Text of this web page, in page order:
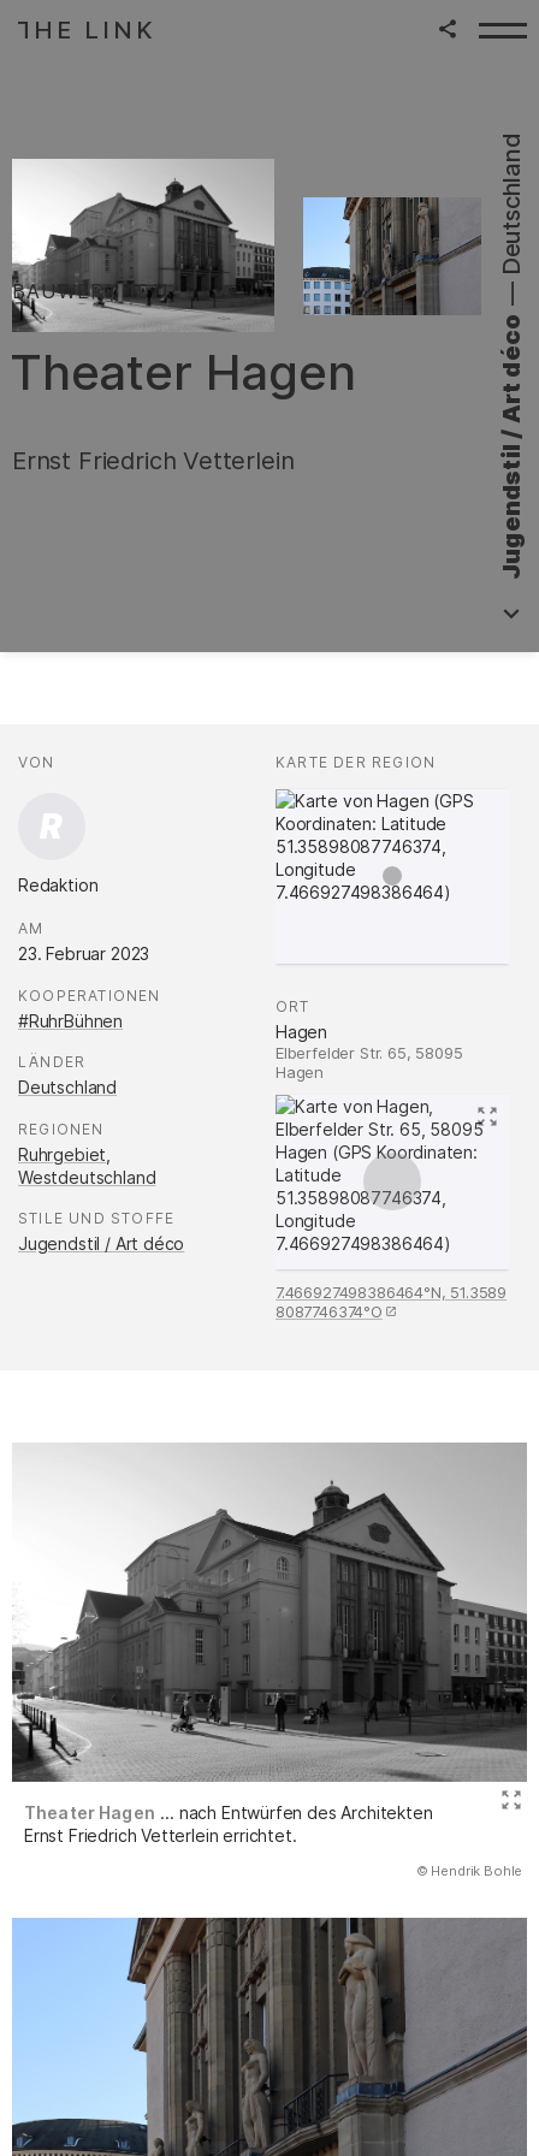
Zum Inhalt springen
T
HE LINK
Theater Hagen
BAUWERK 1911:
Ernst Friedrich Vetterlein Jugendstil / Art déco
—
Deutschland
VON
R
Redaktion
AM
23. Februar 2023
KOOPERATIONEN
#RuhrBühnen
LÄNDER
Deutschland
REGIONEN
Ruhrgebiet
Westdeutschland
STILE UND STOFFE
Jugendstil / Art déco
KARTE DER REGION
ORT
Hagen
Elberfelder Str. 65, 58095
Hagen
7.466927498386464°N, 51.3589
8087746374°O
Theater Hagen ... nach Entwürfen des Architekten
Ernst Friedrich Vetterlein errichtet.
© Hendrik Bohle